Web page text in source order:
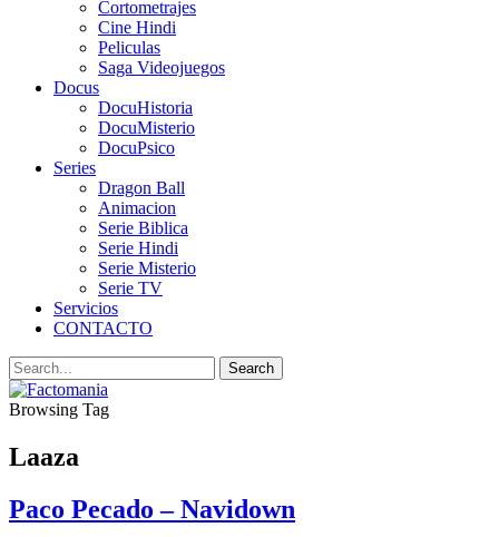
Cortometrajes
Cine Hindi
Peliculas
Saga Videojuegos
Docus
DocuHistoria
DocuMisterio
DocuPsico
Series
Dragon Ball
Animacion
Serie Biblica
Serie Hindi
Serie Misterio
Serie TV
Servicios
CONTACTO
Browsing Tag
Laaza
Paco Pecado – Navidown